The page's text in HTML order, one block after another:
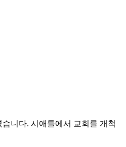
니다. 시애틀에서 교회를 개척